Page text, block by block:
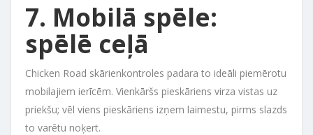
7. Mobilā spēle:
spēlē ceļā
Chicken Road skārienkontroles padara to ideāli piemērotu
mobilajiem ierīcēm. Vienkāršs pieskāriens virza vistas uz
priekšu; vēl viens pieskāriens izņem laimestu, pirms slazds
to varētu noķert.